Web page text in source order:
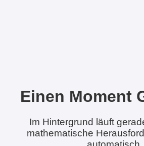
Einen Moment
Im Hintergrund läuft
mathematische